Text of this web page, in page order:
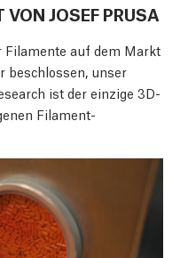
JOSEF PRUSA
auf dem Markt
beschlossen, unser
ist der einzige 3D-
Filament-